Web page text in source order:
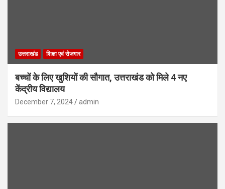
उत्तराखंड शिक्षा एवं रोजगार
बच्चों के लिए खुशियों की सौगात, उत्तराखंड को मिले 4 नए
केंद्रीय विद्यालय
December 7, 2024 admin